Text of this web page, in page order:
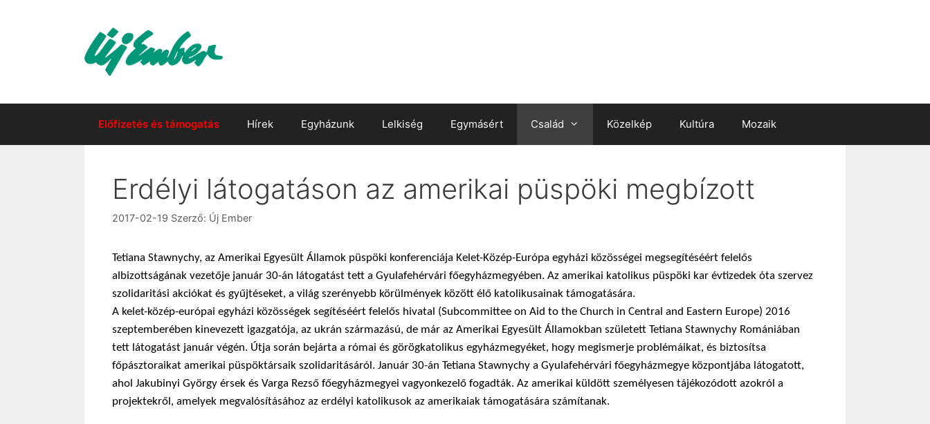
Előfizetés és támogatás Hírek Egyházunk Lelkiség Egymásért Család Közelkép Kultúra Mozaik
Erdélyi látogatáson az amerikai püspöki megbízott
2017-02-19 Szerző: Új Ember
Tetiana Stawnychy, az Amerikai Egyesült Államok püspöki konferenciája Kelet-Közép-Európa egyházi közösségei megsegítéséért felelős
albizottságának vezetője január 30-án látogatást tett a Gyulafehérvári főegyházmegyében. Az amerikai katolikus püspöki kar évtizedek óta szervez
szolidaritási akciókat és gyűjtéseket, a világ szerényebb körülmények között élő katolikusainak támogatására.
A kelet-közép-európai egyházi közösségek segítéséért felelős hivatal (Subcommittee on Aid to the Church in Central and Eastern ­Europe) 2016
szeptemberében kinevezett igazgatója, az ukrán származású, de már az Amerikai Egyesült Államokban született Tetiana Stawnychy Romániában
tett látogatást január végén. Útja során bejárta a római és görög­katolikus egyházmegyéket, hogy megismerje problémáikat, és biztosítsa
főpásztoraikat amerikai püspöktársaik szolidaritásáról. Január 30-án Tetiana Staw­nychy a Gyulafehérvári főegyházmegye központjába látogatott,
ahol Jakubinyi György érsek és Varga Rezső főegyházmegyei vagyonkezelő fogadták. Az amerikai küldött személyesen tájékozódott azokról a
projektekről, amelyek megvalósításához az erdélyi katolikusok az amerikaiak támogatására számítanak.